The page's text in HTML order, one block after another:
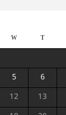
W T
5 6
12 13